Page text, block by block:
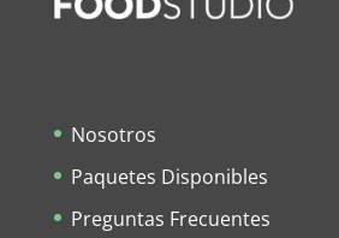
Nosotros
Paquetes Disponibles
Preguntas Frecuentes